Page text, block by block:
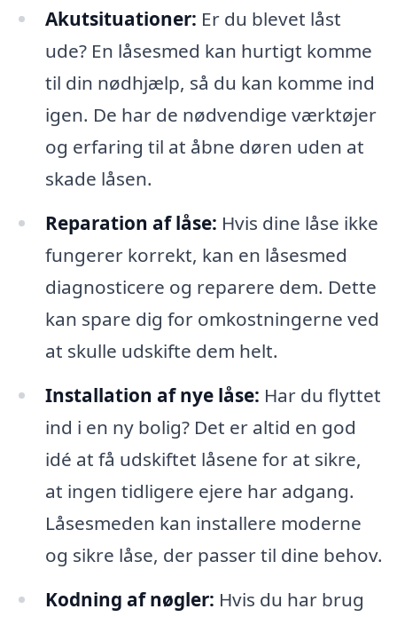
Akutsituationer: Er du blevet låst
ude? En låsesmed kan hurtigt komme
til din nødhjælp, så du kan komme ind
igen. De har de nødvendige værktøjer
og erfaring til at åbne døren uden at
skade låsen.
Reparation af låse: Hvis dine låse ikke
fungerer korrekt, kan en låsesmed
diagnosticere og reparere dem. Dette
kan spare dig for omkostningerne ved
at skulle udskifte dem helt.
Installation af nye låse: Har du flyttet
ind i en ny bolig? Det er altid en god
idé at få udskiftet låsene for at sikre,
at ingen tidligere ejere har adgang.
Låsesmeden kan installere moderne
og sikre låse, der passer til dine behov.
Kodning af nøgler: Hvis du har brug